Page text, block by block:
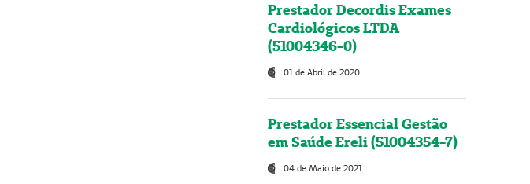
Prestador Decordis Exames
Cardiológicos LTDA
(51004346-0)
01 de Abril de 2020
Prestador Essencial Gestão
em Saúde Ereli (51004354-7)
04 de Maio de 2021